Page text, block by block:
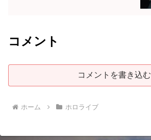
コメント
コメントを書き込む
ホーム ホロライブ